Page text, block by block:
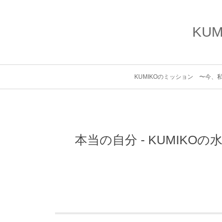
KUMIKOのミッション 〜今、
本当の自分 - KUMIKOの